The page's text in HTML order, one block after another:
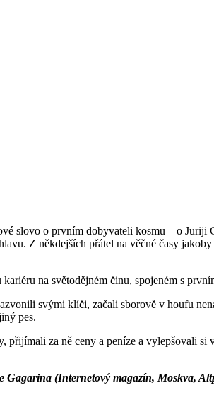
slovo o prvním dobyvateli kosmu – o
Z někdejších přátel na věčné časy
na světodějném činu, spojeném s
svými klíči, začali sborově v houfu
pes.
za ně ceny a peníze a vylepšovali si
(Internetový magazín, Moskva,